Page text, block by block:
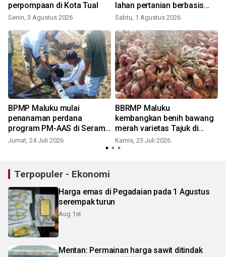
perpompaan di Kota Tual
Senin, 3 Agustus 2026
lahan pertanian berbasis
teknologi digital
Sabtu, 1 Agustus 2026
BPMP Maluku mulai
penanaman perdana
program PM-AAS di Seram
Barat
Jumat, 24 Juli 2026
BBRMP Maluku
kembangkan benih bawang
merah varietas Tajuk di
Maluku Tengah
Kamis, 23 Juli 2026
Terpopuler - Ekonomi
Harga emas di Pegadaian pada 1 Agustus
serempak turun
Aug 1st
Mentan: Permainan harga sawit ditindak